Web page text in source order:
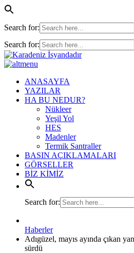
Search for:
Search for:
ANASAYFA
YAZILAR
HA BU NEDUR?
Nükleer
Yeşil Yol
HES
Madenler
Termik Santraller
BASIN AÇIKLAMALARI
GÖRSELLER
BİZ KİMİZ
Search for:
Haberler
Adıgüzel, mayıs ayında çıkan
sürdü